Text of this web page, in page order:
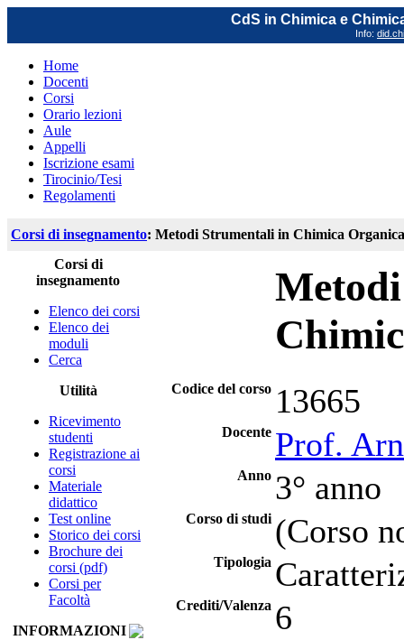
CdS in Chimica e
Info:
Home
Docenti
Corsi
Orario lezioni
Aule
Appelli
Iscrizione esami
Tirocinio/Tesi
Regolamenti
Corsi di insegnamento: Metodi Strumentali in Chimica Organica
Corsi di
insegnamento
Elenco dei corsi
Elenco dei
moduli
Cerca
Utilità
Ricevimento
studenti
Registrazione ai
corsi
Materiale
didattico
Test online
Storico dei corsi
Brochure dei
corsi (pdf)
Corsi per
Facoltà
INFORMAZIONI
Codice del corso 13665
Docente Prof.
Anno 3° anno
Corso di studi (Corso
Tipologia
Crediti/Valenza 6